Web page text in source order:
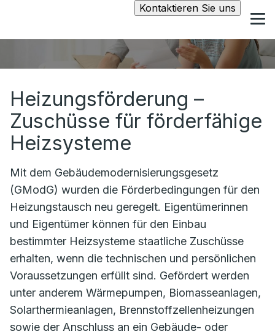
Kontaktieren Sie uns
Heizungsförderung –
Zuschüsse für förderfähige
Heizsysteme
Mit dem Gebäudemodernisierungsgesetz
(GModG) wurden die Förderbedingungen für den
Heizungstausch neu geregelt. Eigentümerinnen
und Eigentümer können für den Einbau
bestimmter Heizsysteme staatliche Zuschüsse
erhalten, wenn die technischen und persönlichen
Voraussetzungen erfüllt sind. Gefördert werden
unter anderem Wärmepumpen, Biomasseanlagen,
Solarthermieanlagen, Brennstoffzellenheizungen
sowie der Anschluss an ein Gebäude- oder